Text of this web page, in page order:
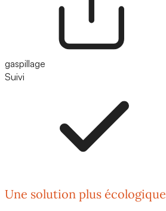
gaspillage
Suivi
Une solution plus écologique